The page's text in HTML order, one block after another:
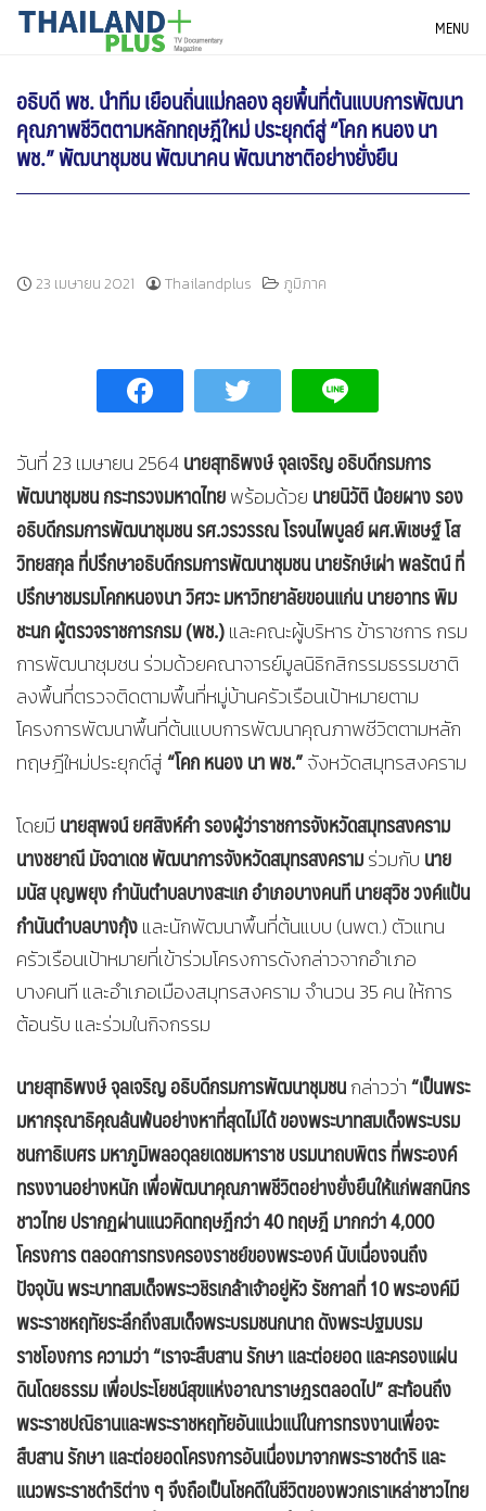
SkipTHAILANDPLUS NEWS MENU
อธิบดี พช. นำทีม เยือนถิ่นแม่กลอง ลุยพื้นที่ต้นแบบการพัฒนา
คุณภาพชีวิตตามหลักทฤษฎีใหม่ ประยุกต์สู่ “โคก หนอง นา
พช.” พัฒนาชุมชน พัฒนาคน พัฒนาชาติอย่างยั่งยืน
23 เมษายน 2021 Thailandplus ภูมิภาค
วันที่ 23 เมษายน 2564นายสุทธิพงษ์ จุลเจริญ อธิบดีกรมการ
พัฒนาชุมชน กระทรวงมหาดไทยพร้อมด้วย นายนิวัติ น้อยผาง รอง
อธิบดีกรมการพัฒนาชุมชน รศ.วรวรรณ โรจนไพบูลย์ ผศ.พิเชษฐ์ โส
วิทยสกุล ที่ปรึกษาอธิบดีกรมการพัฒนาชุมชน นายรักษ์เผ่า พลรัตน์ ที่
ปรึกษาชมรมโคกหนองนา วิศวะ มหาวิทยาลัยขอนแก่น นายอาทร พิม
ชะนก ผู้ตรวจราชการกรม (พช.)และคณะผู้บริหาร ข้าราชการ กรม
การพัฒนาชุมชน ร่วมด้วยคณาจารย์มูลนิธิกสิกรรมธรรมชาติ
ลงพื้นที่ตรวจติดตามพื้นที่หมู่บ้านครัวเรือนเป้าหมายตาม
โครงการพัฒนาพื้นที่ต้นแบบการพัฒนาคุณภาพชีวิตตามหลัก
ทฤษฎีใหม่ประยุกต์สู่“โคก หนอง นา พช.”จังหวัดสมุทรสงคราม
โดยมี นายสุพจน์ ยศสิงห์คำ รองผู้ว่าราชการจังหวัดสมุทรสงคราม
นางชยาณี มัจฉาเดช พัฒนาการจังหวัดสมุทรสงครามร่วมกับ นาย
มนัส บุญพยุง กำนันตำบลบางสะแก อำเภอบางคนที นายสุวิช วงค์แป้น
กำนันตำบลบางกุ้งและนักพัฒนาพื้นที่ต้นแบบ (นพต.) ตัวแทน
ครัวเรือนเป้าหมายที่เข้าร่วมโครงการดังกล่าวจากอำเภอ
บางคนที และอำเภอเมืองสมุทรสงคราม จำนวน 35 คน ให้การ
ต้อนรับ และร่วมในกิจกรรม
นายสุทธิพงษ์ จุลเจริญ อธิบดีกรมการพัฒนาชุมชนกล่าวว่า“เป็นพระ
มหากรุณาธิคุณล้นพ้นอย่างหาที่สุดไม่ได้ ของพระบาทสมเด็จพระบรม
ชนกาธิเบศร มหาภูมิพลอดุลยเดชมหาราช บรมนาถบพิตร ที่พระองค์
ทรงงานอย่างหนัก เพื่อพัฒนาคุณภาพชีวิตอย่างยั่งยืนให้แก่พสกนิกร
ชาวไทย ปรากฏผ่านแนวคิดทฤษฎีกว่า 40 ทฤษฎี มากกว่า 4,000
โครงการ ตลอดการทรงครองราชย์ของพระองค์ นับเนื่องจนถึง
ปัจจุบัน พระบาทสมเด็จพระวชิรเกล้าเจ้าอยู่หัว รัชกาลที่ 10 พระองค์มี
พระราชหฤทัยระลึกถึงสมเด็จพระบรมชนกนาถ ดังพระปฐมบรม
ราชโองการ ความว่า “เราจะสืบสาน รักษา และต่อยอด และครองแผ่น
ดินโดยธรรม เพื่อประโยชน์สุขแห่งอาณาราษฎรตลอดไป” สะท้อนถึง
พระราชปณิธานและพระราชหฤทัยอันแน่วแน่ในการทรงงานเพื่อจะ
สืบสาน รักษา และต่อยอดโครงการอันเนื่องมาจากพระราชดำริ และ
แนวพระราชดำริต่าง ๆ จึงถือเป็นโชคดีในชีวิตของพวกเราเหล่าชาวไทย